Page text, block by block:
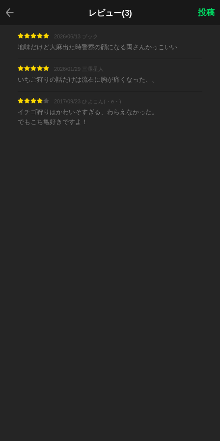
レビュー(3)
戻る
投稿
2026/06/13 ブック
地味だけど大麻出た時警察の顔になる両さんかっこいい
2026/01/29 三澤星人
いちご狩りの話だけは流石に胸が痛くなった、、
2017/09/23 ひよこん(・e・)
イチゴ狩りはかわいそすぎる、わらえなかった。
でもこち亀好きですよ！